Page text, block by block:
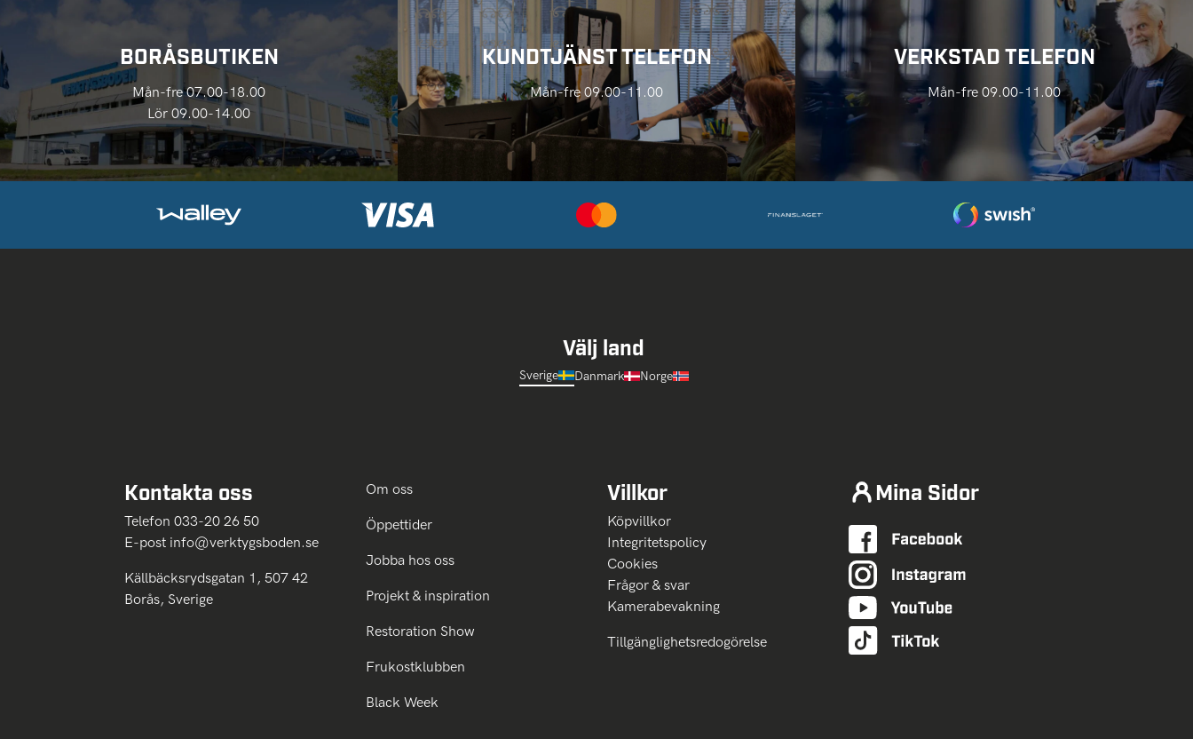
BORÅSBUTIKEN
Mån-fre 07.00-18.00
Lör 09.00-14.00
KUNDTJÄNST TELEFON
Mån-fre 09.00-11.00
VERKSTAD TELEFON
Mån-fre 09.00-11.00
Välj land
Sverige Danmark Norge
Kontakta oss
Telefon 033-20 26 50
E-post info@verktygsboden.se
Källbäcksrydsgatan 1, 507 42
Borås, Sverige
Om oss
Öppettider
Jobba hos oss
Projekt & inspiration
Restoration Show
Frukostklubben
Black Week
Villkor
Köpvillkor
Integritetspolicy
Cookies
Frågor & svar
Kamerabevakning
Tillgänglighetsredogörelse
Mina Sidor